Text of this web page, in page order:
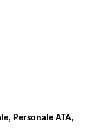
Personale ATA,